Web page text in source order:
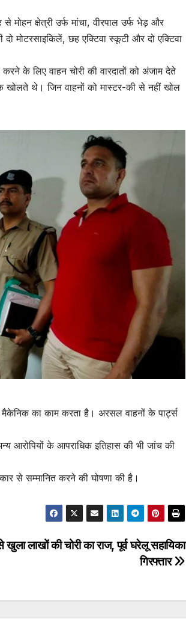
क्षेत्री उर्फ मांचा, वीरपाल उर्फ भेड़ और
मोटरसाइकिलें, छह एक्टिवा स्कूटी और दो एक्टिवा
के लिए वाहन चोरी की वारदातों को अंजाम देते
खोलते थे। जिन वाहनों को मास्टर-की से नहीं खोल
का काम करता है। अरसल वाहनों के पार्ट्स
आरोपियों के आपराधिक इतिहास की भी जांच की
से सम्मानित करने की घोषणा की है।
खुला लाखों की चोरी का राज, पूर्व घरेलू सहायिका
गिरफ्तार